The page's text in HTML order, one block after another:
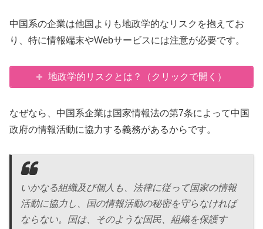
中国系の企業は他国よりも地政学的なリスクを抱えてお
り、特に情報端末やWebサービスには注意が必要です。
地政学的リスクとは？（クリックで開く）
なぜなら、中国系企業は国家情報法の第7条によって中国
政府の情報活動に協力する義務があるからです。
いかなる組織及び個人も、法律に従って国家の情報
活動に協力し、国の情報活動の秘密を守らなければ
ならない。国は、そのような国民、組織を保護す